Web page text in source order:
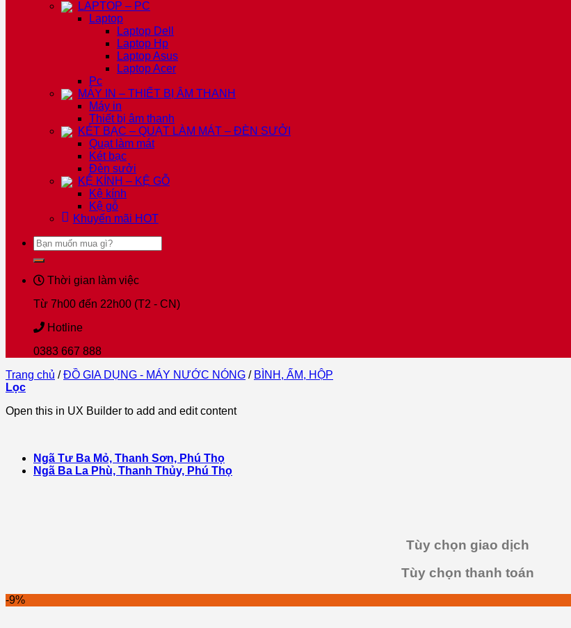
LAPTOP – PC
Laptop
Laptop Dell
Laptop Hp
Laptop Asus
Laptop Acer
Pc
MÁY IN – THIẾT BỊ ÂM THANH
Máy in
Thiết bị âm thanh
KÉT BẠC – QUẠT LÀM MÁT – ĐÈN SƯỞI
Quạt làm mát
Két bạc
Đèn sưởi
KỆ KÍNH – KỆ GỖ
Kệ kính
Kệ gỗ
Khuyến mãi HOT
Tìm
kiếm:
Thời gian làm việc
Từ 7h00 đến 22h00 (T2 - CN)
Hotline
0383 667 888
Trang chủ / ĐỒ GIA DỤNG - MÁY NƯỚC NÓNG / BÌNH, ẤM, HỘP
Lọc
Open this in UX Builder to add and edit content
Ngã Tư Ba Mỏ, Thanh Sơn, Phú Thọ
Ngã Ba La Phù, Thanh Thủy, Phú Thọ
Tùy chọn giao dịch
Tùy chọn thanh toán
-9%